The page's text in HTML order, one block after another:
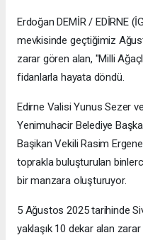
Erdoğan DEMİR / EDİRNE
mevkisinde geçtiğimiz
zarar gören alan, "Milli
fidanlarla hayata döndü.
Edirne Valisi Yunus Sezer
Yenimuhacir Belediye
Başikan Vekili Rasim
toprakla buluşturulan
bir manzara oluşturuyor.
5 Ağustos 2025 tarihinde
yaklaşık 10 dekar alan